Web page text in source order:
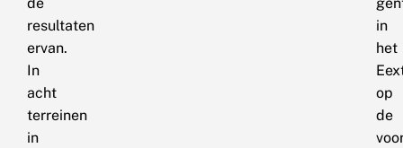
resultaten
ervan.
In
acht
terreinen
in
in
het
op
de